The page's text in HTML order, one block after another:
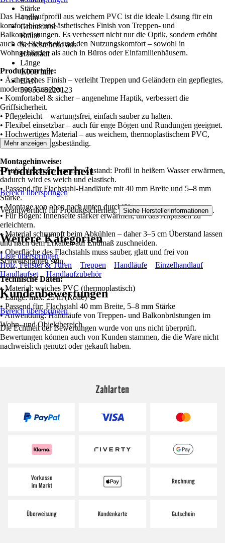
Stärke
4 mm
Grundfarbe
Braun
Set bestehend aus
Handlauf
Länge
1.000 mm
EAN
5905548220123
Das Handlaufprofil aus weichem PVC ist die ideale Lösung für ein
komfortables und ästhetisches Finish von Treppen- und
Balkonbrüstungen. Es verbessert nicht nur die Optik, sondern erhöht
auch die Sicherheit und den Nutzungskomfort – sowohl in
Wohngebäuden als auch in Büros oder Einfamilienhäusern.
Produktvorteile:
• Ästhetisches Finish – verleiht Treppen und Geländern ein gepflegtes,
modernes Aussehen.
• Komfortabel & sicher – angenehme Haptik, verbessert die
Griffsicherheit.
• Pflegeleicht – wartungsfrei, einfach sauber zu halten.
• Flexibel einsetzbar – auch für enge Bögen und Rundungen geeignet.
• Hochwertiges Material – aus weichem, thermoplastischem PVC,
UV- und alterungsbeständig.
Montagehinweise:
• Aufschieben im warmen Zustand: Profil in heißem Wasser erwärmen,
dadurch wird es weich und elastisch.
• Passend für Flachstahl-Handläufe mit 40 mm Breite und 5–8 mm
Stärke.
• Montage von oben nach unten durchführen.
• Für Bögen: Innenseite stärker erwärmen, um das Anpassen zu
erleichtern.
• Material schrumpft beim Abkühlen – daher 3–5 cm Überstand lassen
und nach dem Erkalten auf Endmaß zuschneiden.
• Oberfläche des Flachstahls muss sauber, glatt und frei von
Schweißnähten sein.
Technische Daten:
• Material: weiches PVC (thermoplastisch)
• Länge: max. 25 m (Rolle)
• Passend für: Flachstahl 40 mm Breite, 5–8 mm Stärke
• Anwendung: Handläufe von Treppen- und Balkonbrüstungen im
Wohn- und Objektbereich
Mehr anzeigen
Produktsicherheit
Bereich überspringen
Verantwortlich für Produktsicherheit: Siehe Herstellerinformationen .
Weitere Kategorien
Liste überspringen
Holz, Fenster & Türen
Treppen Handläufe
Einzelhandlauf
Handlaufset
Handlaufzubehör
Kundenbewertungen
Bereich überspringen
Die Echtheit der Bewertungen wurde von uns nicht überprüft.
Bewertungen können auch von Kunden stammen, die die Ware nicht
nachweislich genutzt oder gekauft haben.
Zahlarten